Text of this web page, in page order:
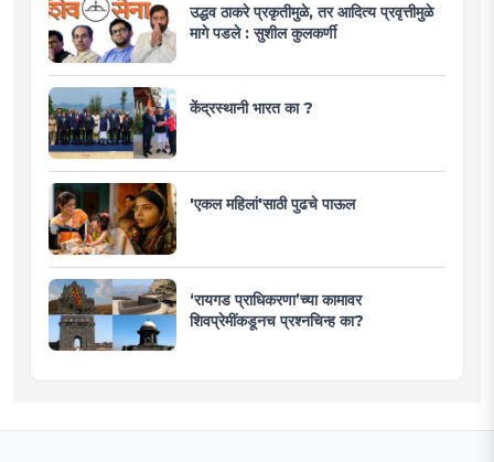
उद्धव ठाकरे प्रकृतीमुळे, तर आदित्य प्रवृत्तीमुळे
मागे पडले : सुशील कुलकर्णी
केंद्रस्थानी भारत का ?
'एकल महिलां'साठी पुढचे पाऊल
‘रायगड प्राधिकरणा’च्या कामावर
शिवप्रेमींकडूनच प्रश्नचिन्ह का?